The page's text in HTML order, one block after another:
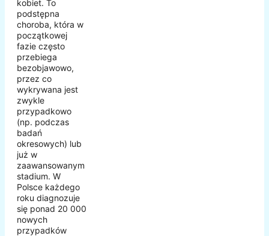
kobiet. To
podstępna
choroba, która w
początkowej
fazie często
przebiega
bezobjawowo,
przez co
wykrywana jest
zwykle
przypadkowo
(np. podczas
badań
okresowych) lub
już w
zaawansowanym
stadium. W
Polsce każdego
roku diagnozuje
się ponad 20 000
nowych
przypadków